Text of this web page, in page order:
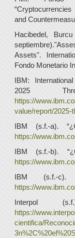
and
Hacibedel,
Assets".
Fondo Monetario
IBM:
2025
https://
value/report/2025-
IBM (s.f.-a).
https://
IBM (s.f.-b).
https://
IBM (s.f.-
https://
Interpol
https://
cientifica/